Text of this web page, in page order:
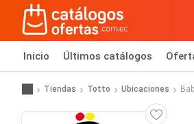
Inicio Últimos catálogos
Tiendas Totto Ubicaciones